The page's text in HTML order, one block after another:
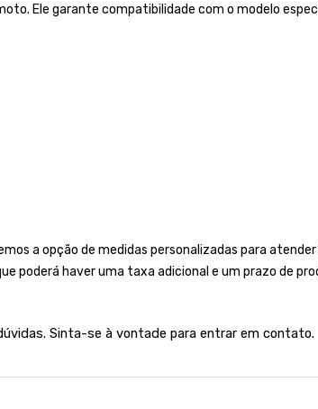
Ele garante compatibilidade com o modelo
a opção de medidas personalizadas para
poderá haver uma taxa adicional e um prazo de
Sinta-se à vontade para entrar em contato.